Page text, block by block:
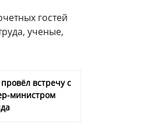
гостей
ученые,
встречу с
министром